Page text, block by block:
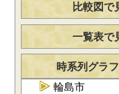
比較図で
一覧表で
時系列グラ
輪島市